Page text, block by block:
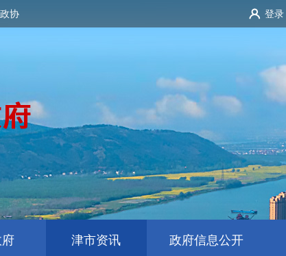
协 登录
津市资讯 政府信息公开